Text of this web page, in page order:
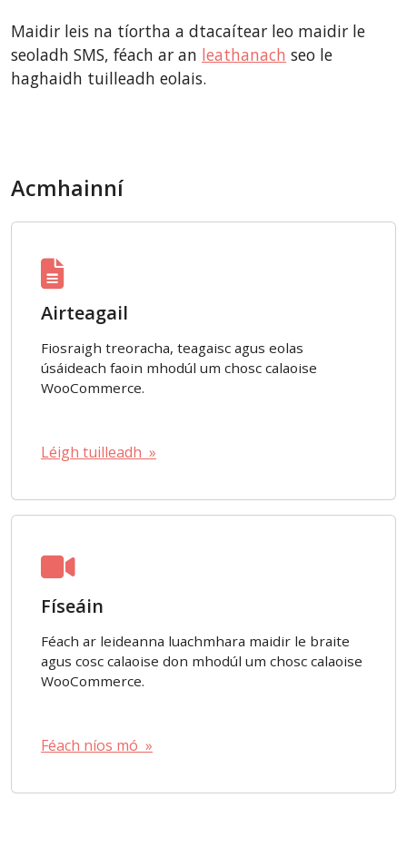
Maidir leis na tíortha a dtacaítear leo maidir le
seoladh SMS, féach ar an leathanach seo le
haghaidh tuilleadh eolais.
Acmhainní
Airteagail
Fiosraigh treoracha, teagaisc agus eolas
úsáideach faoin mhodúl um chosc calaoise
WooCommerce.
Léigh tuilleadh »
Físeáin
Féach ar leideanna luachmhara maidir le braite
agus cosc calaoise don mhodúl um chosc calaoise
WooCommerce.
Féach níos mó »